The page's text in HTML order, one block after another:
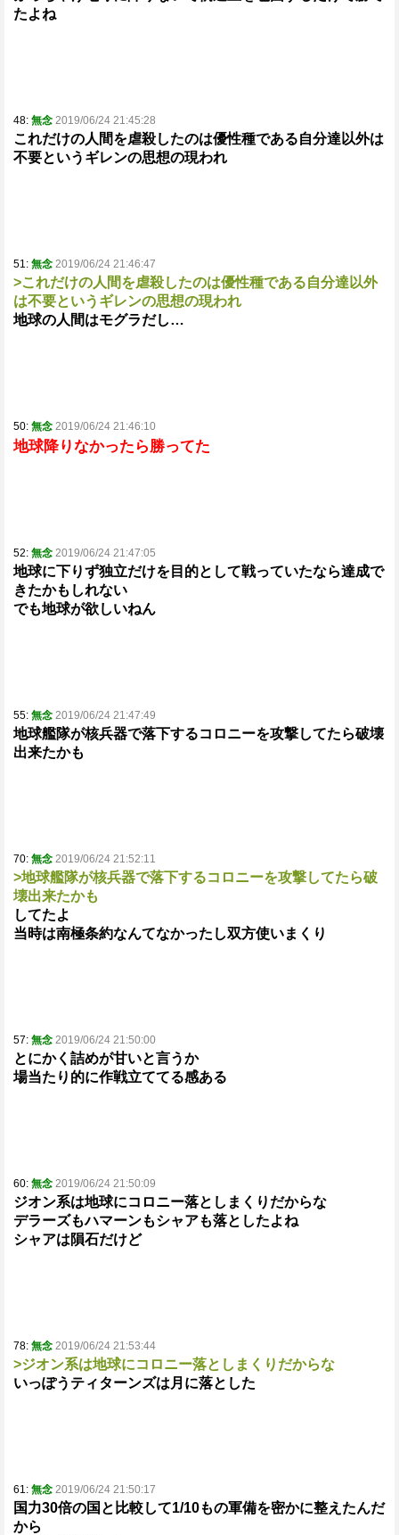
たよね
48: 無念 2019/06/24 21:45:28
これだけの人間を虐殺したのは優性種である自分達以外は
不要というギレンの思想の現われ
51: 無念 2019/06/24 21:46:47
>これだけの人間を虐殺したのは優性種である自分達以外
は不要というギレンの思想の現われ
地球の人間はモグラだし…
50: 無念 2019/06/24 21:46:10
地球降りなかったら勝ってた
52: 無念 2019/06/24 21:47:05
地球に下りず独立だけを目的として戦っていたなら達成で
きたかもしれない
でも地球が欲しいねん
55: 無念 2019/06/24 21:47:49
地球艦隊が核兵器で落下するコロニーを攻撃してたら破壊
出来たかも
70: 無念 2019/06/24 21:52:11
>地球艦隊が核兵器で落下するコロニーを攻撃してたら破
壊出来たかも
してたよ
当時は南極条約なんてなかったし双方使いまくり
57: 無念 2019/06/24 21:50:00
とにかく詰めが甘いと言うか
場当たり的に作戦立ててる感ある
60: 無念 2019/06/24 21:50:09
ジオン系は地球にコロニー落としまくりだからな
デラーズもハマーンもシャアも落としたよね
シャアは隕石だけど
78: 無念 2019/06/24 21:53:44
>ジオン系は地球にコロニー落としまくりだからな
いっぽうティターンズは月に落とした
61: 無念 2019/06/24 21:50:17
国力30倍の国と比較して1/10もの軍備を密かに整えたんだ
から